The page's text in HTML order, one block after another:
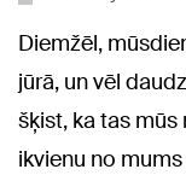
Diemžēl,
jūrā, un vēl
šķist, ka tas
ikvienu no